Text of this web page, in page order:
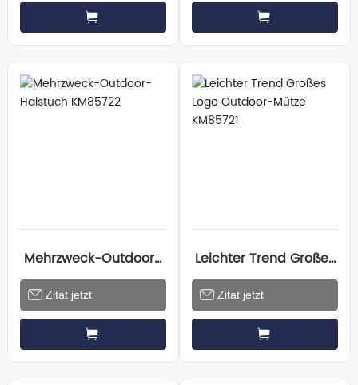
Mehrzweck-Outdoor-
Halstuch KM85722
Zitat jetzt
Leichter Trend Großes
Logo Outdoor-Mütze
KM85721
Zitat jetzt